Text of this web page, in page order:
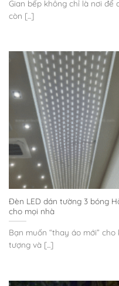
Gian bếp không chỉ là nơi để
còn [...]
Đèn LED dán tường 3 bóng
cho mọi nhà
Bạn muốn “thay áo mới”
tượng và [...]